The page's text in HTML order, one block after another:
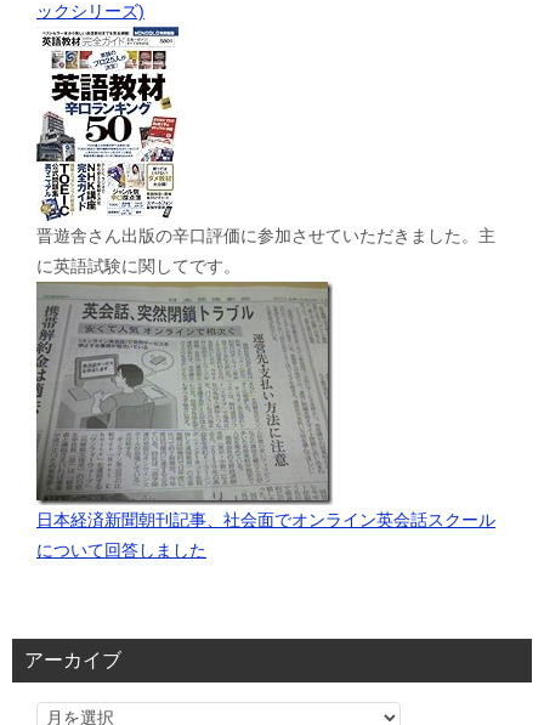
ックシリーズ)
晋遊舎さん出版の辛口評価に参加させていただきました。主
に英語試験に関してです。
日本経済新聞朝刊記事、社会面でオンライン英会話スクール
について回答しました
アーカイブ